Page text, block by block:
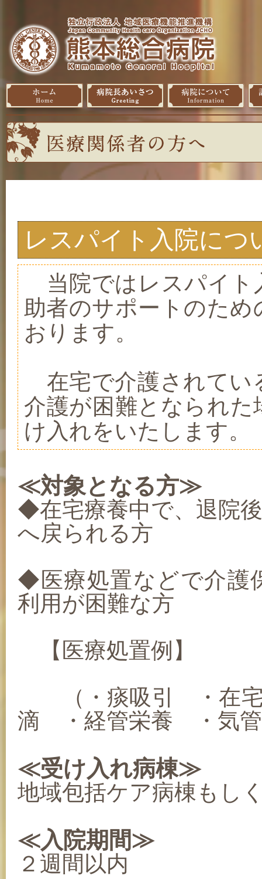
レスパイト入院につ
当院ではレスパイト
助者のサポートのた
おります。
在宅で介護されてい
介護が困難となられ
け入れをいたします。
≪対象となる方≫
◆在宅療養中で、退院
へ戻られる方
◆医療処置などで介護
利用が困難な方
【医療処置例】
（・痰吸引 ・在宅
滴 ・経管栄養 ・気
≪受け入れ病棟≫
地域包括ケア病棟もし
≪入院期間≫
２週間以内